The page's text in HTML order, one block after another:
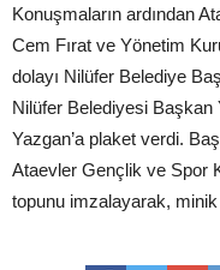
Konuşmaların ardından
Cem Fırat ve Yönetim
dolayı Nilüfer Belediye
Nilüfer Belediyesi Başkan
Yazgan’a plaket verdi.
Ataevler Gençlik ve Spor
topunu imzalayarak,